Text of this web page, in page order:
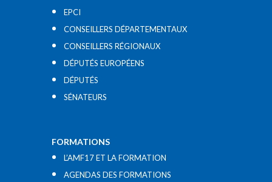
EPCI
CONSEILLERS DÉPARTEMENTAUX
CONSEILLERS RÉGIONAUX
DÉPUTÉS EUROPÉENS
DÉPUTÉS
SÉNATEURS
FORMATIONS
L’AMF17 ET LA FORMATION
AGENDAS DES FORMATIONS